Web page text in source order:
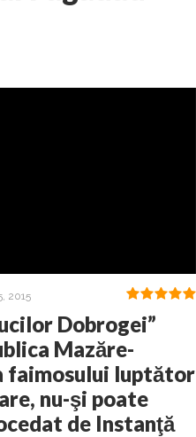
2015
Dobrogei”
Mazăre-
faimosului luptător
nu-şi poate
de Instanţă